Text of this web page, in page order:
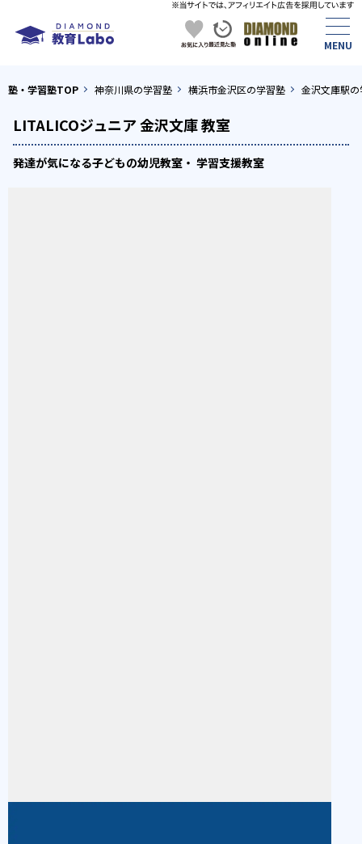
塾・学習塾TOP 神奈川県の学習塾 横浜市金沢区の学習塾 金沢文庫駅
LITALICOジュニア 金沢文庫 教室
発達が気になる子どもの幼児教室・ 学習支援教室